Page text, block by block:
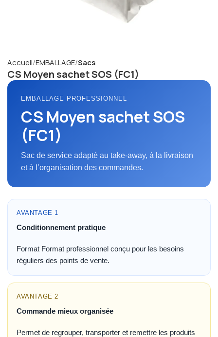
Accueil EMBALLAGE Sacs
CS Moyen sachet SOS (FC1)
EMBALLAGE PROFESSIONNEL
CS Moyen sachet SOS
(FC1)
Sac de service adapté au take-away, à la livraison
et à l’organisation des commandes.
AVANTAGE 1
Conditionnement pratique
Format Format professionnel conçu pour les besoins
réguliers des points de vente.
AVANTAGE 2
Commande mieux organisée
Permet de regrouper, transporter et remettre les produits